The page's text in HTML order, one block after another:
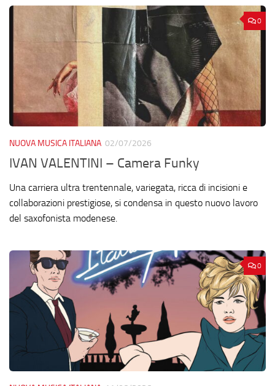
0
NUOVA MUSICA ITALIANA 02/07/2026
IVAN VALENTINI – Camera Funky
Una carriera ultra trentennale, variegata, ricca di incisioni e
collaborazioni prestigiose, si condensa in questo nuovo lavoro
del saxofonista modenese.
0